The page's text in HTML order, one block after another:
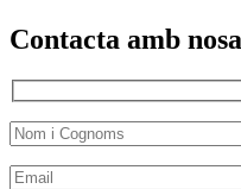
Contacta amb